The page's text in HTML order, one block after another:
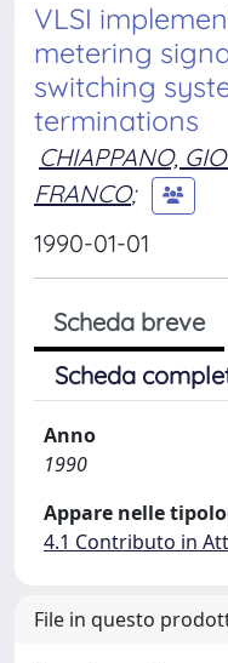
VLSI
metering
switching
terminations
CHIAPPANO,
FRANCO;
1990-01-01
Scheda breve
Scheda
Anno
1990
Appare nelle
4.1 Contributo in
File in questo